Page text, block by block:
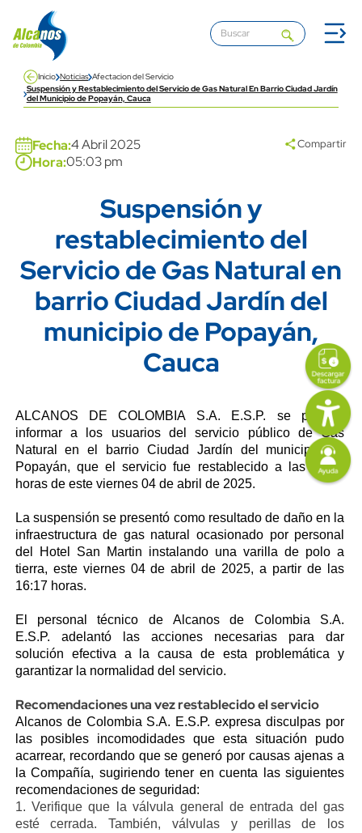
Pasar al contenido principal
Inicio Noticias Afectacion del Servicio
Suspensión y Restablecimiento del Servicio de Gas Natural En Barrio Ciudad Jardín
del Municipio de Popayán, Cauca
Fecha:4 Abril 2025
Hora:05:03 pm
Compartir
Suspensión y
restablecimiento del
Servicio de Gas Natural en
barrio Ciudad Jardín del
municipio de Popayán,
Cauca
Content
Descripción
ALCANOS DE COLOMBIA S.A. E.S.P. se permite
informar a los usuarios del servicio público de Gas
Natural en el barrio Ciudad Jardín del municipio de
Popayán, que el servicio fue restablecido a las 16:56
horas de este viernes 04 de abril de 2025.
La suspensión se presentó como resultado de daño en la
infraestructura de gas natural ocasionado por personal
del Hotel San Martin instalando una varilla de polo a
tierra, este viernes 04 de abril de 2025, a partir de las
16:17 horas.
El personal técnico deAlcanos de Colombia S.A.
E.S.P. adelantó las acciones necesarias para dar
solución efectiva a la causa de esta problemática y
garantizar la normalidad del servicio.
Recomendaciones una vez restablecido el servicio
Alcanos de Colombia S.A. E.S.P. expresa disculpas por
las posibles incomodidades que esta situación pudo
acarrear, recordando que se generó por causas ajenas a
la Compañía, sugiriendo tener en cuenta las siguientes
recomendaciones de seguridad:
1. Verifique que la válvula general de entrada del gas
esté cerrada. También, válvulas y perillas de los
icon
Imagen
link
Imagen
Imagen